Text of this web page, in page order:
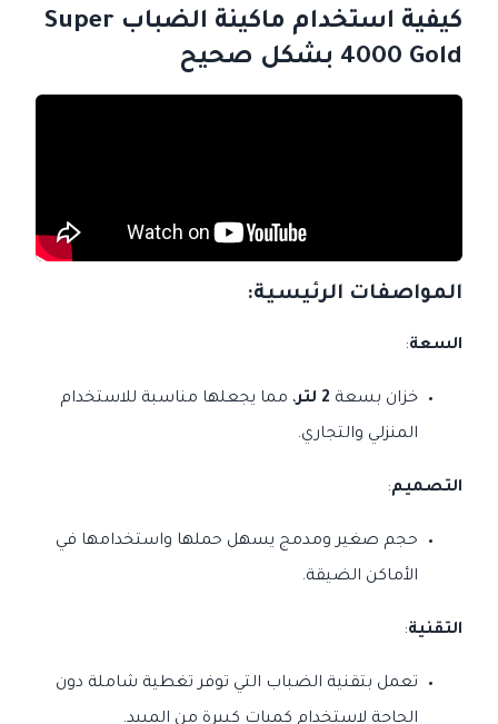
كيفية استخدام ماكينة الضباب Super
4000 Gold بشكل صحيح
المواصفات الرئيسية:
السعة:
خزان بسعة 2 لتر
، مما يجعلها مناسبة للاستخدام
المنزلي والتجاري.
التصميم:
حجم صغير ومدمج يسهل حملها واستخدامها في
الأماكن الضيقة.
التقنية:
تعمل بتقنية الضباب التي توفر تغطية شاملة دون
الحاجة لاستخدام كميات كبيرة من المبيد.